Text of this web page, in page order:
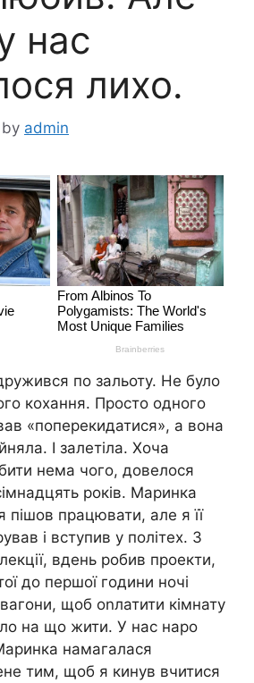
нас
лихо.
by admin
по зальоту. Не було
кохання. Просто одного
«поперекидатися», а вона
І залетіла. Хоча
нема чого, довелося
років. Маринка
працювати, але я її
і вступив у політех. З
вдень робив проекти,
до першої години ночі
щоб оnлатити кімнату
на що жити. У нас наро
намагалася
тим, щоб я кинув вчитися